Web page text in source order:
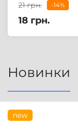
21 грн. -14%
18 грн.
Новинки
new